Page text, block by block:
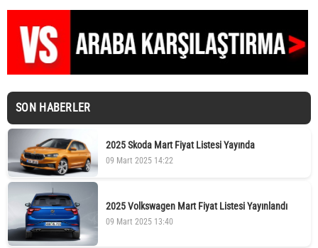
SON HABERLER
2025 Skoda Mart Fiyat Listesi Yayında
09 Mart 2025 14:22
2025 Volkswagen Mart Fiyat Listesi Yayınlandı
09 Mart 2025 13:40